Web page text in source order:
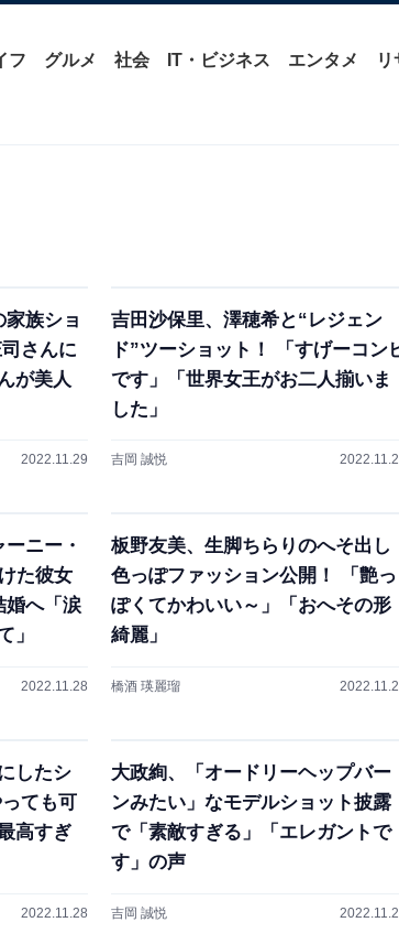
フ グルメ 社会 IT・ビジネス エンタメ リ
族ショ
さんに
が美人
2022.11.29
吉田沙保里、澤穂希と“レジェン
ド”ツーショット！ 「すげーコン
です」「世界女王がお二人揃いま
した」
吉岡 誠悦
ニー・
た彼女
婚へ「涙
」
2022.11.28
板野友美、生脚ちらりのへそ出し
色っぽファッション公開！ 「艶っ
ぽくてかわいい～」「おへその形
綺麗」
橋酒 瑛麗瑠
したシ
ても可
高すぎ
2022.11.28
大政絢、「オードリーヘップバー
ンみたい」なモデルショット披露
で「素敵すぎる」「エレガントで
す」の声
吉岡 誠悦